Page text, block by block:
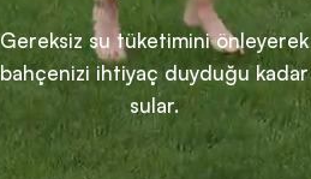
Gereksiz su tüketimini önleyerek
bahçenizi ihtiyaç duyduğu kadar
sular.